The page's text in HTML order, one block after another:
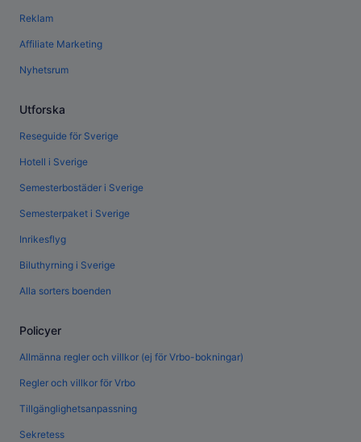
Reklam
Affiliate Marketing
Nyhetsrum
Utforska
Reseguide för Sverige
Hotell i Sverige
Semesterbostäder i Sverige
Semesterpaket i Sverige
Inrikesflyg
Biluthyrning i Sverige
Alla sorters boenden
Policyer
Allmänna regler och villkor (ej för Vrbo-bokningar)
Regler och villkor för Vrbo
Tillgänglighetsanpassning
Sekretess